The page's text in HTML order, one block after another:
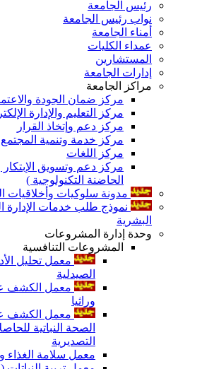
رئيس الجامعة
نواب رئيس الجامعة
أمناء الجامعة
عمداء الكليات
المستشارين
إدارات الجامعة
مراكز الجامعة
مركز ضمان الجودة
مركز التعليم والإدارة
مركز دعم وإتخاذ القرار
مركز خدمة وتنمية المجتمع
مركز اللغات
مركز دعم وتسويق الإبتكار
الحاضنة التكنولوجية )
مدونة سلوكيات وأخلاقيات
نموذج طلب خدمات الإدارة
البشرية
وحدة إدارة المشروعات
المشروعات التنافسية
معمل تحليل
الصيدلية
معمل الكشف
وراثيا
معمل الكشف
الصحة النباتية
التصديرية
معمل سلامة الغذاء